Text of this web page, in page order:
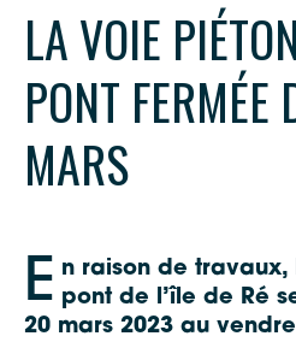
LA VOIE
PONT
MARS
E n raison de travaux,
pont de l’île de Ré
20 mars 2023 au